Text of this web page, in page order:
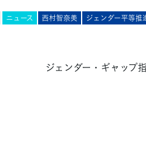
ニュース 西村智奈美 ジェンダー平等推
ジェンダー・ギャップ